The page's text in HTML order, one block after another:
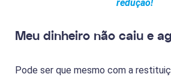
redução!
Meu dinheiro não caiu e
Pode ser que mesmo com a